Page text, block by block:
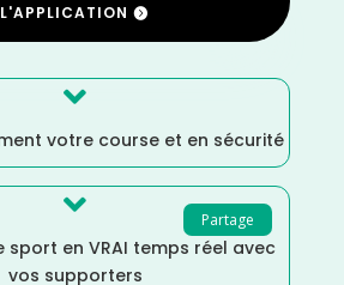
L'APPLICATION

votre course et en sécurité
Partage

sport en VRAI temps réel avec
vos supporters